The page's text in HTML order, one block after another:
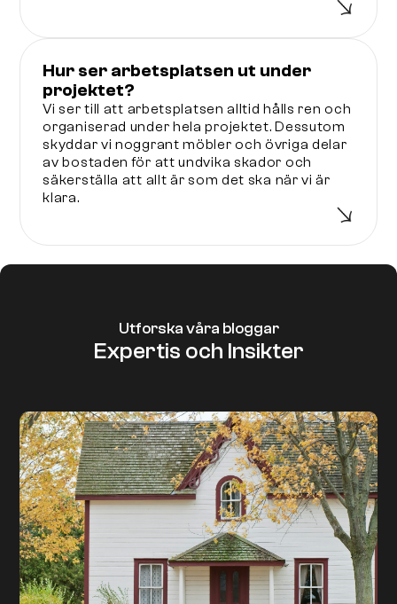
Hur ser arbetsplatsen ut under
projektet?
Vi ser till att arbetsplatsen alltid hålls ren och
organiserad under hela projektet. Dessutom
skyddar vi noggrant möbler och övriga delar
av bostaden för att undvika skador och
säkerställa att allt är som det ska när vi är
klara.
Utforska våra bloggar
Expertis och Insikter